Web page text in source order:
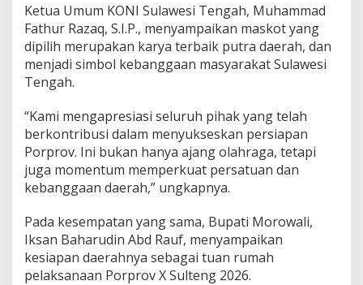
Ketua Umum KONI Sulawesi Tengah, Muhammad
Fathur Razaq, S.I.P., menyampaikan maskot yang
dipilih merupakan karya terbaik putra daerah, dan
menjadi simbol kebanggaan masyarakat Sulawesi
Tengah.
“Kami mengapresiasi seluruh pihak yang telah
berkontribusi dalam menyukseskan persiapan
Porprov. Ini bukan hanya ajang olahraga, tetapi
juga momentum memperkuat persatuan dan
kebanggaan daerah,” ungkapnya.
Pada kesempatan yang sama, Bupati Morowali,
Iksan Baharudin Abd Rauf, menyampaikan
kesiapan daerahnya sebagai tuan rumah
pelaksanaan Porprov X Sulteng 2026.